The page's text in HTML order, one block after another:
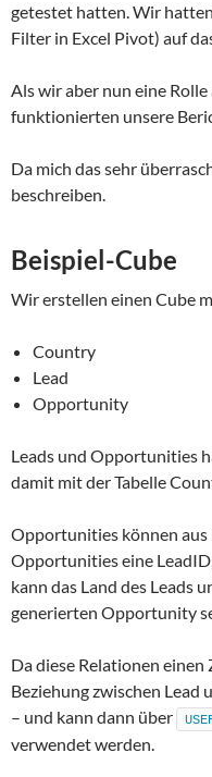
getestet hatten. Wir
Filter in Excel Pivot) auf
Als wir aber nun eine
funktionierten unsere
Da mich das sehr
beschreiben.
Beispiel-Cube
Wir erstellen einen Cube
Country
Lead
Opportunity
Leads und Opportunities
damit mit der Tabelle
Opportunities können aus
Opportunities eine
kann das Land des Leads
generierten Opportunity
Da diese Relationen
Beziehung zwischen
– und kann dann über
verwendet werden.